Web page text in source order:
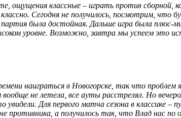
ощущения классные – играть против сборной,
Сегодня не получилось, посмотрим, что
была достойная. Дальше игра была
уровне. Возможно, завтра мы успеем это
наиграться в Новогорске, так что
не летела, все ауты расстрелял. Но
Для первого матча сезона в классике
противника, а получилось так, что Влад нас по